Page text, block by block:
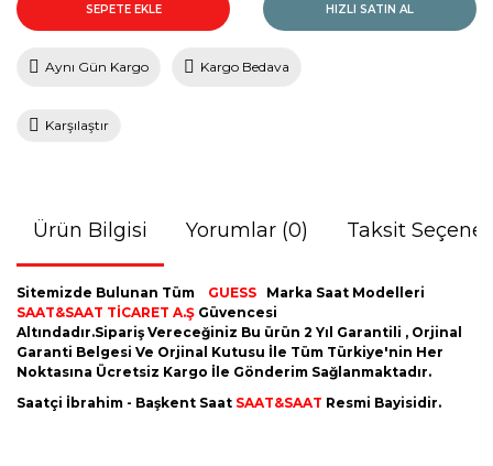
SEPETE EKLE HIZLI SATIN AL
Aynı Gün Kargo Kargo Bedava
Karşılaştır
Ürün Bilgisi Yorumlar (0) Taksit
Sitemizde Bulunan Tüm GUESS Marka Saat Modelleri
SAAT&SAAT TİCARET A.Ş Güvencesi
Altındadır.Sipariş Vereceğiniz Bu ürün 2 Yıl Garantili , Orjinal
Garanti Belgesi Ve Orjinal Kutusu İle Tüm Türkiye'nin Her
Noktasına Ücretsiz Kargo İle Gönderim Sağlanmaktadır.
Saatçi İbrahim - Başkent Saat SAAT&SAAT Resmi Bayisidir.